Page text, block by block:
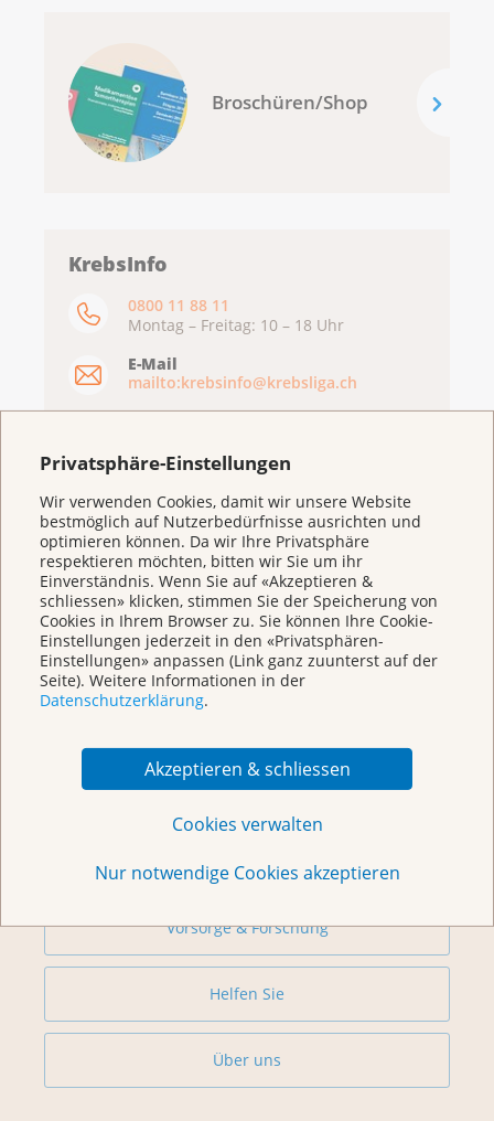
Privatsphäre-Einstellungen
Wir verwenden Cookies, damit wir unsere Website
bestmöglich auf Nutzerbedürfnisse ausrichten und
optimieren können. Da wir Ihre Privatsphäre
respektieren möchten, bitten wir Sie um ihr
Einverständnis. Wenn Sie auf «Akzeptieren &
schliessen» klicken, stimmen Sie der Speicherung von
Cookies in Ihrem Browser zu. Sie können Ihre Cookie-
Einstellungen jederzeit in den «Privatsphären-
Einstellungen» anpassen (Link ganz zuunterst auf der
Seite). Weitere Informationen in der
Datenschutzerklärung.
Akzeptieren & schliessen
Cookies verwalten
Nur notwendige Cookies akzeptieren
Broschüren/Shop
KrebsInfo
0800 11 88 11
Montag – Freitag: 10 – 18 Uhr
E-Mail
mailto:krebsinfo@krebsliga.ch
Montag – Freitag: 10 – 18 Uhr
Beratung
Begegnungszentrum & Kursagenda
Vorsorge & Forschung
Helfen Sie
Über uns